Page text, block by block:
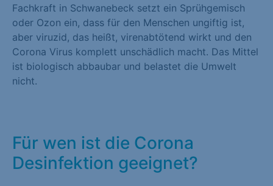
Fachkraft in Schwanebeck setzt ein Sprühgemisch
oder Ozon ein, dass für den Menschen ungiftig ist,
aber viruzid, das heißt, virenabtötend wirkt und den
Corona Virus komplett unschädlich macht. Das Mittel
ist biologisch abbaubar und belastet die Umwelt
nicht.
Für wen ist die Corona
Desinfektion geeignet?